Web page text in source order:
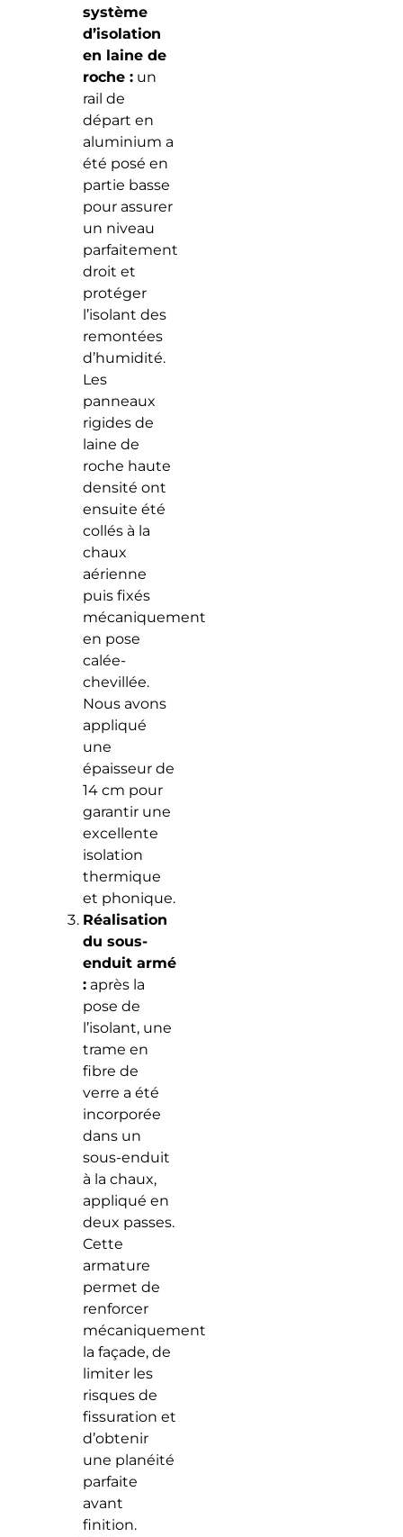
système
d’isolation
en laine de
roche :un
rail de
départ en
aluminium a
été posé en
partie basse
pour assurer
un niveau
parfaitement
droit et
protéger
l’isolant des
remontées
d’humidité.
Les
panneaux
rigides de
laine de
roche haute
densité ont
ensuite été
collés à la
chaux
aérienne
puis fixés
mécaniquement
en pose
calée-
chevillée.
Nous avons
appliqué
une
épaisseur de
14 cm pour
garantir une
excellente
isolation
thermique
et phonique.
Réalisation
du sous-
enduit armé
:après la
pose de
l’isolant, une
trame en
fibre de
verre a été
incorporée
dans un
sous-enduit
à la chaux,
appliqué en
deux passes.
Cette
armature
permet de
renforcer
mécaniquement
la façade, de
limiter les
risques de
fissuration et
d’obtenir
une planéité
parfaite
avant
finition.